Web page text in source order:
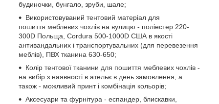
будиночки, бунгало, зруби, шале;
Використовуваний тентовий матеріал для
пошиття меблевих чохлів на вулицю - поліестер 220-
300D Польща, Cordura 500-1000D США в якості
антивандальних і транспортувальних (для перевезення
меблів), ПВХ тканина 630-650;
Колір тентової тканини для пошиття меблевих чохлів -
на вибір з наявності в ательє в день замовлення, а
також - можливий принт і комбінація кольорів;
Аксесуари та фурнітура - еспандер, блискавки,